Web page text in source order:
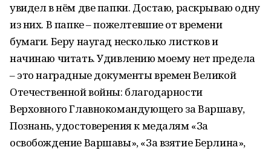
увидел в нём две папки. Достаю, раскрываю одну
из них. В папке – пожелтевшие от времени
бумаги. Беру наугад несколько листков и
начинаю читать. Удивлению моему нет предела
– это наградные документы времен Великой
Отечественной войны: благодарности
Верховного Главнокомандующего за Варшаву,
Познань, удостоверения к медалям «За
освобождение Варшавы», «За взятие Берлина»,